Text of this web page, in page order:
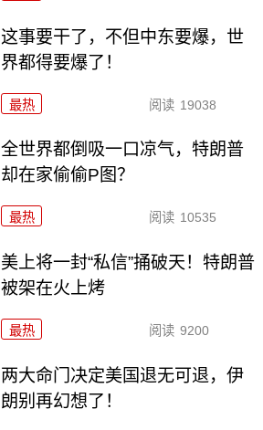
这事要干了，不但中东要爆，世
界都得要爆了！
最热 阅读 19038
全世界都倒吸一口凉气，特朗普
却在家偷偷P图？
最热 阅读 10535
美上将一封“私信”捅破天！特朗普
被架在火上烤
最热 阅读 9200
两大命门决定美国退无可退，伊
朗别再幻想了！